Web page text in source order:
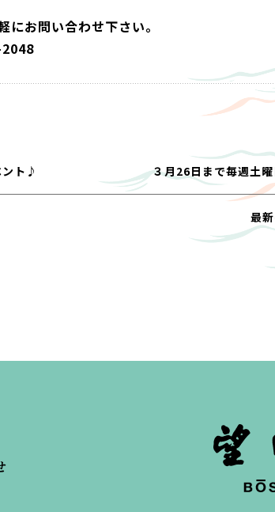
お問い合わせ下さい。
ント♪ ３月26日まで毎週土
最